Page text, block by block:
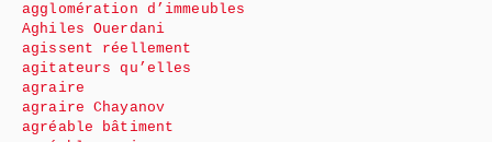
agglomération d’immeubles
Aghiles Ouerdani
agissent réellement
agitateurs qu’elles
agraire
agraire Chayanov
agréable bâtiment